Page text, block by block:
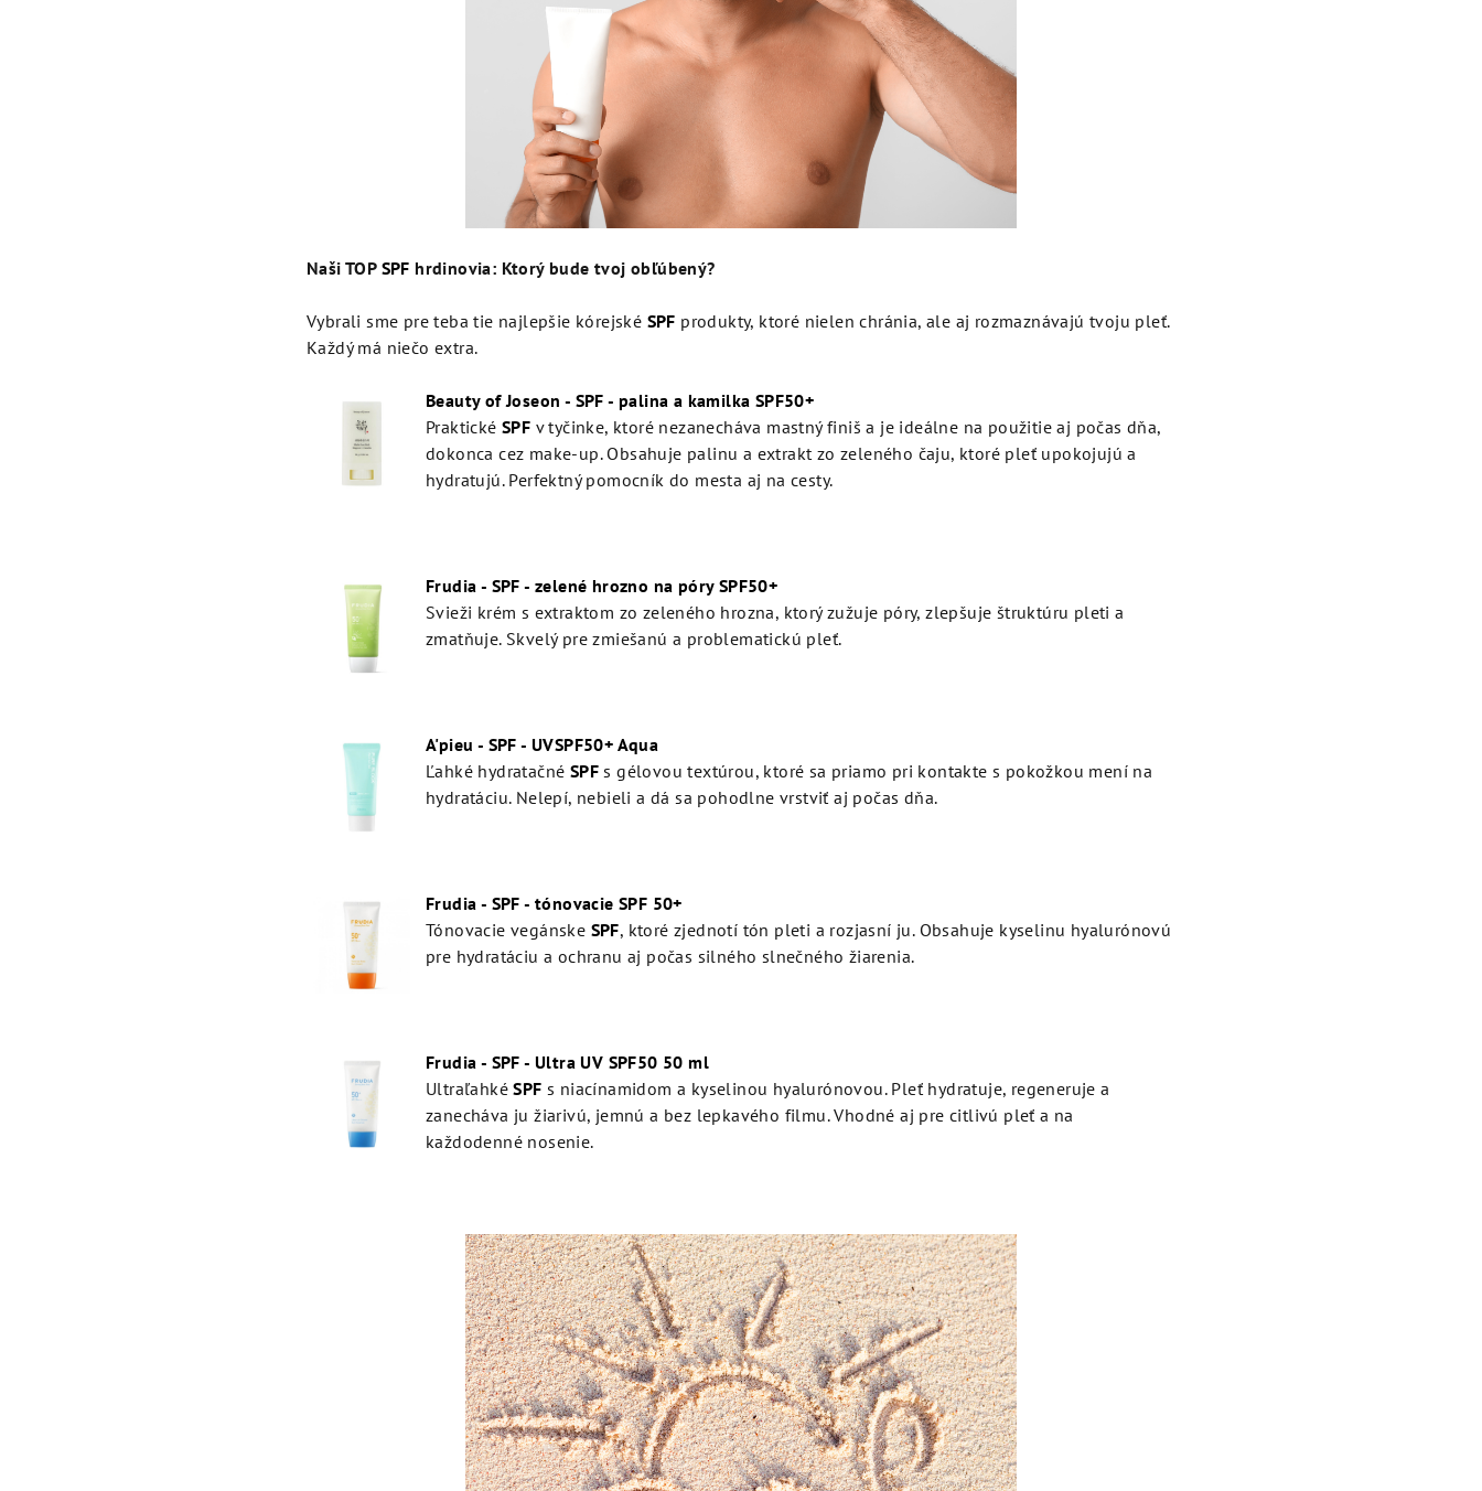
Naši TOP SPF hrdinovia: Ktorý bude tvoj obľúbený?
Vybrali sme pre teba tie najlepšie kórejské SPF produkty, ktoré nielen chránia, ale aj rozmaznávajú tvoju pleť.
Každý má niečo extra.
Beauty of Joseon - SPF - palina a kamilka SPF50+
Praktické SPF v tyčinke, ktoré nezanecháva mastný finiš a je ideálne na použitie aj počas dňa,
dokonca cez make-up. Obsahuje palinu a extrakt zo zeleného čaju, ktoré pleť upokojujú a
hydratujú. Perfektný pomocník do mesta aj na cesty.
Frudia - SPF - zelené hrozno na póry SPF50+
Svieži krém s extraktom zo zeleného hrozna, ktorý zužuje póry, zlepšuje štruktúru pleti a
zmatňuje. Skvelý pre zmiešanú a problematickú pleť.
A'pieu - SPF - UVSPF50+ Aqua
Ľahké hydratačné SPF s gélovou textúrou, ktoré sa priamo pri kontakte s pokožkou mení na
hydratáciu. Nelepí, nebieli a dá sa pohodlne vrstviť aj počas dňa.
Frudia - SPF - tónovacie SPF 50+
Tónovacie vegánske SPF, ktoré zjednotí tón pleti a rozjasní ju. Obsahuje kyselinu hyalurónovú
pre hydratáciu a ochranu aj počas silného slnečného žiarenia.
Frudia - SPF - Ultra UV SPF50 50 ml
UltraľahkéSPF s niacínamidom a kyselinou hyalurónovou. Pleť hydratuje, regeneruje a
zanecháva ju žiarivú, jemnú a bez lepkavého filmu. Vhodné aj pre citlivú pleť a na
každodenné nosenie.